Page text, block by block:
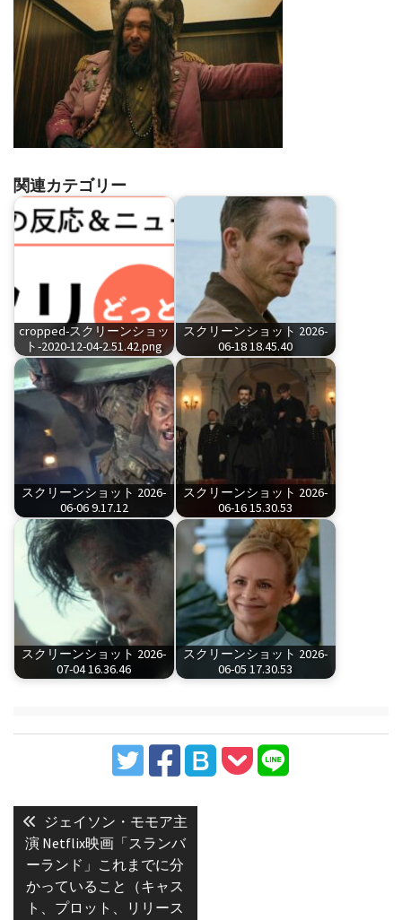
関連カテゴリー
cropped-スクリーンショッ
ト-2020-12-04-2.51.42.png
スクリーンショット 2026-
06-18 18.45.40
スクリーンショット 2026-
06-06 9.17.12
スクリーンショット 2026-
06-16 15.30.53
スクリーンショット 2026-
07-04 16.36.46
スクリーンショット 2026-
06-05 17.30.53
稿
ナ
ビ
ゲ
Previous
post:
ジェイソン・モモア主
演 Netflix映画「スランバ
ーランド」これまでに分
かっていること（キャス
ト、プロット、リリース